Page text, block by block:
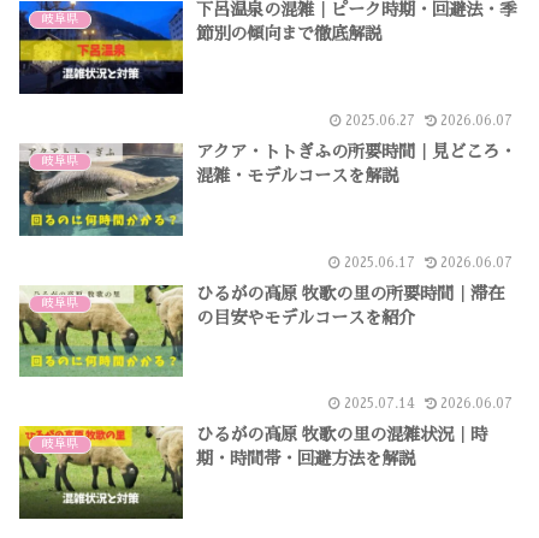
岐阜県
下呂温泉の混雑｜ピーク時期・回避法・季
節別の傾向まで徹底解説
2025.06.27 2026.06.07
岐阜県
アクア・トトぎふの所要時間｜見どころ・
混雑・モデルコースを解説
2025.06.17 2026.06.07
岐阜県
ひるがの高原 牧歌の里の所要時間｜滞在
の目安やモデルコースを紹介
2025.07.14 2026.06.07
岐阜県
ひるがの高原 牧歌の里の混雑状況｜時
期・時間帯・回避方法を解説